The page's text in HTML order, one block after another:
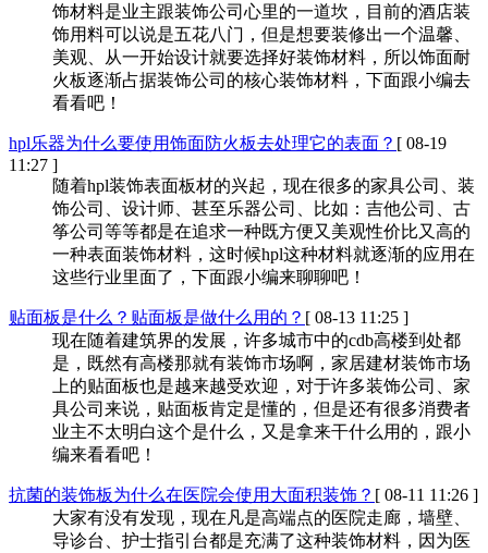
饰材料是业主跟装饰公司心里的一道坎，目前的酒店装
饰用料可以说是五花八门，但是想要装修出一个温馨、
美观、从一开始设计就要选择好装饰材料，所以饰面耐
火板逐渐占据装饰公司的核心装饰材料，下面跟小编去
看看吧！
hpl乐器为什么要使用饰面防火板去处理它的表面？ [ 08-19
11:27 ]
随着hpl装饰表面板材的兴起，现在很多的家具公司、装
饰公司、设计师、甚至乐器公司、比如：吉他公司、古
筝公司等等都是在追求一种既方便又美观性价比又高的
一种表面装饰材料，这时候hpl这种材料就逐渐的应用在
这些行业里面了，下面跟小编来聊聊吧！
贴面板是什么？贴面板是做什么用的？ [ 08-13 11:25 ]
现在随着建筑界的发展，许多城市中的cdb高楼到处都
是，既然有高楼那就有装饰市场啊，家居建材装饰市场
上的贴面板也是越来越受欢迎，对于许多装饰公司、家
具公司来说，贴面板肯定是懂的，但是还有很多消费者
业主不太明白这个是什么，又是拿来干什么用的，跟小
编来看看吧！
抗菌的装饰板为什么在医院会使用大面积装饰？ [ 08-11 11:26 ]
大家有没有发现，现在凡是高端点的医院走廊，墙壁、
导诊台、护士指引台都是充满了这种装饰材料，因为医